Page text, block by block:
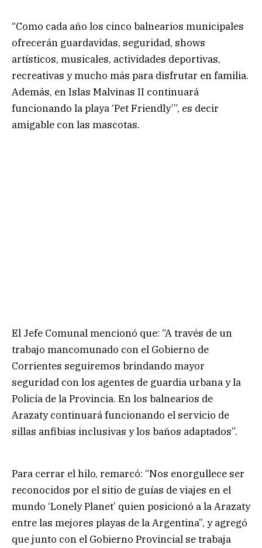
“Como cada año los cinco balnearios municipales
ofrecerán guardavidas, seguridad, shows
artísticos, musicales, actividades deportivas,
recreativas y mucho más para disfrutar en familia.
Además, en Islas Malvinas II continuará
funcionando la playa ‘Pet Friendly’”, es decir
amigable con las mascotas.
El Jefe Comunal mencionó que: “A través de un
trabajo mancomunado con el Gobierno de
Corrientes seguiremos brindando mayor
seguridad con los agentes de guardia urbana y la
Policía de la Provincia. En los balnearios de
Arazaty continuará funcionando el servicio de
sillas anfibias inclusivas y los baños adaptados”.
Para cerrar el hilo, remarcó: “Nos enorgullece ser
reconocidos por el sitio de guías de viajes en el
mundo ‘Lonely Planet’ quien posicionó a la Arazaty
entre las mejores playas de la Argentina”, y agregó
que junto con el Gobierno Provincial se trabaja